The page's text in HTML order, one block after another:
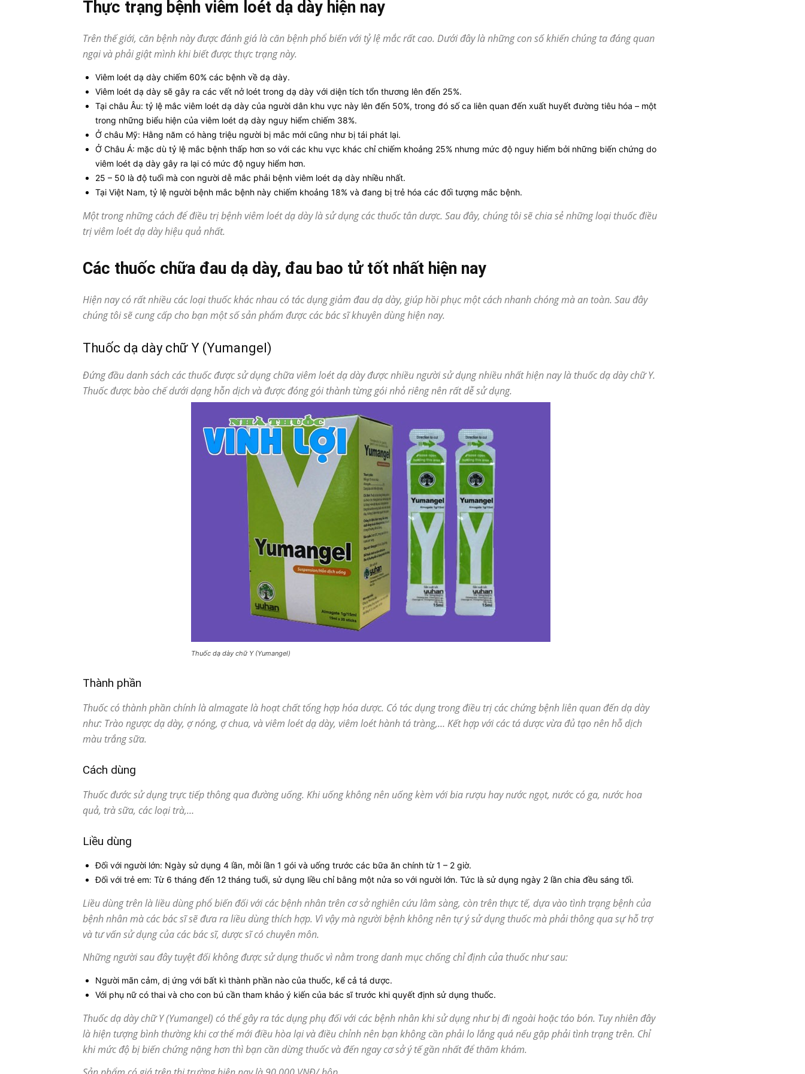
Thực trạng bệnh viêm loét dạ dày hiện nay
Trên thế giới, căn bệnh này được đánh giá là căn bệnh phổ biến với tỷ lệ mắc rất cao. Dưới đây là những con số khiến chúng ta đáng quan
ngại và phải giật mình khi biết được thực trạng này.
Viêm loét dạ dày chiếm 60% các bệnh về dạ dày.
Viêm loét dạ dày sẽ gây ra các vết nở loét trong dạ dày với diện tích tổn thương lên đến 25%.
Tại châu Âu: tỷ lệ mắc viêm loét dạ dày của người dân khu vực này lên đến 50%, trong đó số ca liên quan đến xuất huyết đường tiêu hóa – một
trong những biểu hiện của viêm loét dạ dày nguy hiểm chiếm 38%.
Ở châu Mỹ: Hằng năm có hàng triệu người bị mắc mới cũng như bị tái phát lại.
Ở Châu Á: mặc dù tỷ lệ mắc bệnh thấp hơn so với các khu vực khác chỉ chiếm khoảng 25% nhưng mức độ nguy hiểm bởi những biến chứng do
viêm loét dạ dày gây ra lại có mức độ nguy hiểm hơn.
25 – 50 là độ tuổi mà con người dễ mắc phải bệnh viêm loét dạ dày nhiều nhất.
Tại Việt Nam, tỷ lệ người bệnh mắc bệnh này chiếm khoảng 18% và đang bị trẻ hóa các đối tượng mắc bệnh.
Một trong những cách để điều trị bệnh viêm loét dạ dày là sử dụng các thuốc tân dược. Sau đây, chúng tôi sẽ chia sẻ những loại thuốc điều
trị viêm loét dạ dày hiệu quả nhất.
Các thuốc chữa đau dạ dày, đau bao tử tốt nhất hiện nay
Hiện nay có rất nhiều các loại thuốc khác nhau có tác dụng giảm đau dạ dày, giúp hồi phục một cách nhanh chóng mà an toàn. Sau đây
chúng tôi sẽ cung cấp cho bạn một số sản phẩm được các bác sĩ khuyên dùng hiện nay.
Thuốc dạ dày chữ Y (Yumangel)
Đứng đầu danh sách các thuốc được sử dụng chữa viêm loét dạ dày được nhiều người sử dụng nhiều nhất hiện nay là thuốc dạ dày chữ Y.
Thuốc được bào chế dưới dạng hỗn dịch và được đóng gói thành từng gói nhỏ riêng nên rất dễ sử dụng.
Thuốc dạ dày chữ Y (Yumangel)
Thành phần
Thuốc có thành phần chính là almagate là hoạt chất tổng hợp hóa dược. Có tác dụng trong điều trị các chứng bệnh liên quan đến dạ dày
như: Trào ngược dạ dày, ợ nóng, ợ chua, và viêm loét dạ dày, viêm loét hành tá tràng,… Kết hợp với các tá dược vừa đủ tạo nên hỗ dịch
màu trắng sữa.
Cách dùng
Thuốc đước sử dụng trực tiếp thông qua đường uống. Khi uống không nên uống kèm với bia rượu hay nước ngọt, nước có ga, nước hoa
quả, trà sữa, các loại trà,…
Liều dùng
Đối với người lớn: Ngày sử dụng 4 lần, mỗi lần 1 gói và uống trước các bữa ăn chính từ 1 – 2 giờ.
Đối với trẻ em: Từ 6 tháng đến 12 tháng tuổi, sử dụng liều chỉ bằng một nửa so với người lớn. Tức là sử dụng ngày 2 lần chia đều sáng tối.
Liều dùng trên là liều dùng phổ biến đối với các bệnh nhân trên cơ sở nghiên cứu lâm sàng, còn trên thực tế, dựa vào tình trạng bệnh của
bệnh nhân mà các bác sĩ sẽ đưa ra liều dùng thích hợp. Vì vậy mà người bệnh không nên tự ý sử dụng thuốc mà phải thông qua sự hỗ trợ
và tư vấn sử dụng của các bác sĩ, dược sĩ có chuyên môn.
Những người sau đây tuyệt đối không được sử dụng thuốc vì nằm trong danh mục chống chỉ định của thuốc như sau:
Người mãn cảm, dị ứng với bất kì thành phần nào của thuốc, kể cả tá dược.
Với phụ nữ có thai và cho con bú cần tham khảo ý kiến của bác sĩ trước khi quyết định sử dụng thuốc.
Thuốc dạ dày chữ Y (Yumangel) có thể gây ra tác dụng phụ đối với các bệnh nhân khi sử dụng như bị đi ngoài hoặc táo bón. Tuy nhiên đây
là hiện tượng bình thường khi cơ thể mới điều hòa lại và điều chỉnh nên bạn không cần phải lo lắng quá nếu gặp phải tình trạng trên. Chỉ
khi mức độ bị biến chứng nặng hơn thì bạn cần dừng thuốc và đến ngay cơ sở ý tế gần nhất để thăm khám.